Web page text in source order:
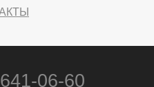
06-60